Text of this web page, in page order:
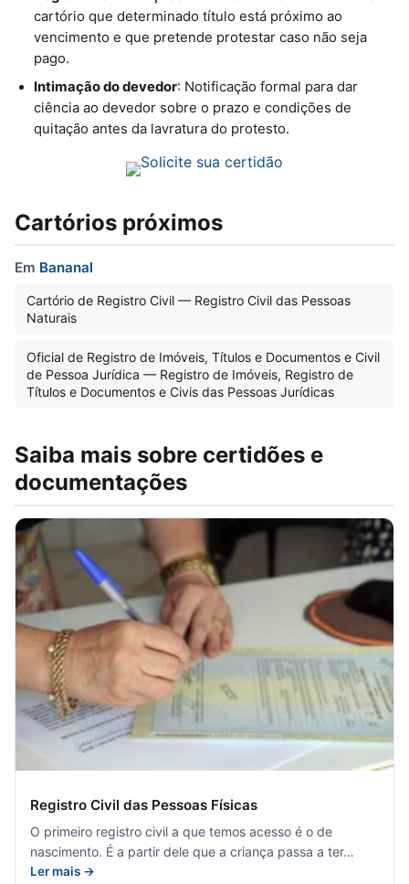
cartório que determinado título está próximo ao
vencimento e que pretende protestar caso não seja
pago.
Intimação do devedor: Notificação formal para dar
ciência ao devedor sobre o prazo e condições de
quitação antes da lavratura do protesto.
Cartórios próximos
Em Bananal
Cartório de Registro Civil — Registro Civil das Pessoas
Naturais
Oficial de Registro de Imóveis, Títulos e Documentos e Civil
de Pessoa Jurídica — Registro de Imóveis, Registro de
Títulos e Documentos e Civis das Pessoas Jurídicas
Saiba mais sobre certidões e
documentações
Registro Civil das Pessoas Físicas
O primeiro registro civil a que temos acesso é o de
nascimento. É a partir dele que a criança passa a ter…
Ler mais →